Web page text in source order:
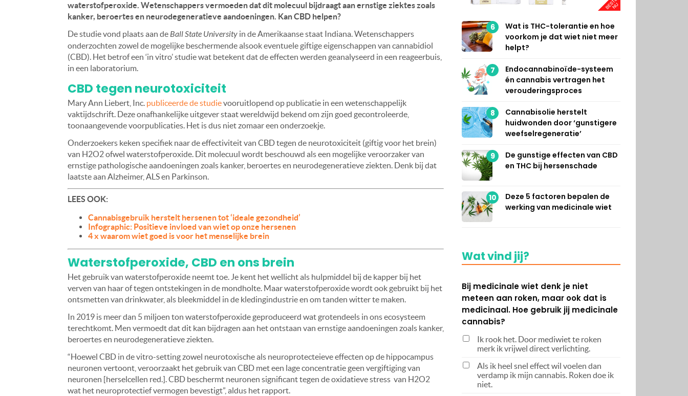
waterstofperoxide. Wetenschappers vermoeden dat dit molecuul bijdraagt aan ernstige ziektes zoals
kanker, beroertes en neurodegeneratieve aandoeningen. Kan CBD helpen?
De studie vond plaats aan deBall State University in de Amerikaanse staat Indiana. Wetenschappers
onderzochten zowel de mogelijke beschermende alsook eventuele giftige eigenschappen van cannabidiol
(CBD). Het betrof een ‘in vitro’ studie wat betekent dat de effecten werden geanalyseerd in een reageerbuis,
in een laboratorium.
CBD tegen neurotoxiciteit
Mary Ann Liebert, Inc. publiceerde de studievooruitlopend op publicatie in een wetenschappelijk
vaktijdschrift. Deze onafhankelijke uitgever staat wereldwijd bekend om zijn goed gecontroleerde,
toonaangevende voorpublicaties. Het is dus niet zomaar een onderzoekje.
Onderzoekers keken specifiek naar de effectiviteit van CBD tegen de neurotoxiciteit (giftig voor het brein)
van H2O2 ofwel waterstofperoxide. Dit molecuul wordt beschouwd als een mogelijke veroorzaker van
ernstige pathologische aandoeningen zoals kanker, beroertes en neurodegeneratieve ziekten. Denk bij dat
laatste aan Alzheimer, ALS en Parkinson.
LEES OOK:
Cannabisgebruik herstelt hersenen tot ‘ideale gezondheid’
Infographic: Positieve invloed van wiet op onze hersenen
4 x waarom wiet goed is voor het menselijke brein
Waterstofperoxide, CBD en ons brein
Het gebruik van waterstofperoxide neemt toe. Je kent het wellicht als hulpmiddel bij de kapper bij het
verven van haar of tegen ontstekingen in de mondholte. Maar waterstofperoxide wordt ook gebruikt bij het
ontsmetten van drinkwater, als bleekmiddel in de kledingindustrie en om tanden witter te maken.
In 2019 is meer dan 5 miljoen ton waterstofperoxide geproduceerd wat grotendeels in ons ecosysteem
terechtkomt. Men vermoedt dat dit kan bijdragen aan het ontstaan van ernstige aandoeningen zoals kanker,
beroertes en neurodegeneratieve ziekten.
“Hoewel CBD in de vitro-setting zowel neurotoxische als neuroprotecteieve effecten op de hippocampus
neuronen vertoont, veroorzaakt het gebruik van CBD met een lage concentratie geen vergiftiging van
neuronen [herselcellen red.]. CBD beschermt neuronen significant tegen de oxidatieve stress van H2O2
wat het neuroprotectief vermogen bevestigt”, aldus het rapport.
6
Wat is THC-tolerantie en hoe
voorkom je dat wiet niet meer
helpt?
7
Endocannabinoïde-systeem
én cannabis vertragen het
verouderingsproces
8
Cannabisolie herstelt
huidwonden door ‘gunstigere
weefselregeneratie’
9
De gunstige effecten van CBD
en THC bij hersenschade
10
Deze 5 factoren bepalen de
werking van medicinale wiet
Wat vind jij?
Bij medicinale wiet denk je niet
meteen aan roken, maar ook dat is
medicinaal. Hoe gebruik jij medicinale
cannabis?
Ik rook het. Door mediwiet te roken
merk ik vrijwel direct verlichting.
Als ik heel snel effect wil voelen dan
verdamp ik mijn cannabis. Roken doe ik
niet.